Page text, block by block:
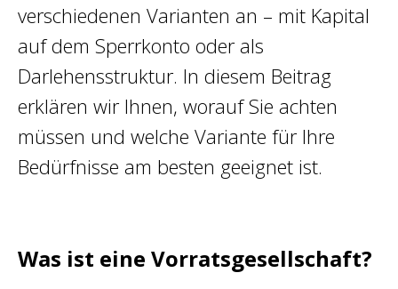
verschiedenen Varianten an – mit Kapital
auf dem Sperrkonto oder als
Darlehensstruktur. In diesem Beitrag
erklären wir Ihnen, worauf Sie achten
müssen und welche Variante für Ihre
Bedürfnisse am besten geeignet ist.
Was ist eine Vorratsgesellschaft?